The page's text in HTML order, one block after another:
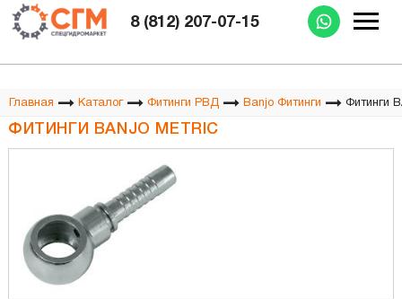
8 (812) 207-07-15
Изготовление РВД при Вас за 15 минут
Главная Каталог Фитинги РВД Banjo Фитинги Фитинги
ФИТИНГИ BANJO METRIC